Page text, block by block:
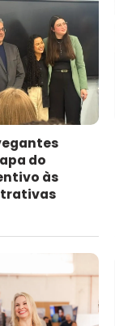
do
às